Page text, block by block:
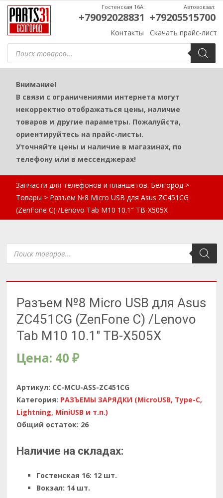
Поиск
товаров
Контакты Скачать прайс-лист
Гостенская 16А:
+79092028831
Автовокзал:
+79205515700
Внимание!
В связи с ограничениями интернета могут
некорректно отображаться цены, наличие
товаров и другие параметры. Пожалуйста,
ориентируйтесь на прайс-листы.
Уточняйте цены и наличие в магазинах, по
телефону или в мессенджерах!
Запчасти для телефонов и планшетов. Белгород >
Товары > Разъем №8 Micro USB для Asus ZC451CG
(ZenFone C) /Lenovo Tab M10 10.1″ TB-X505X
Поиск
товаров
Разъем №8 Micro USB для Asus
ZC451CG (ZenFone C) /Lenovo
Tab M10 10.1″ TB-X505X
Цена: 40 ₽
Артикул: CC-MCU-ASS-ZC451CG
Категория: РАЗЪЕМЫ ЗАРЯДКИ (MicroUSB, Type-C,
Lightning, MiniUSB и т.п.)
Общий остаток: 26
Наличие на складах:
Гостенская 16: 12 шт.
Вокзал: 14 шт.